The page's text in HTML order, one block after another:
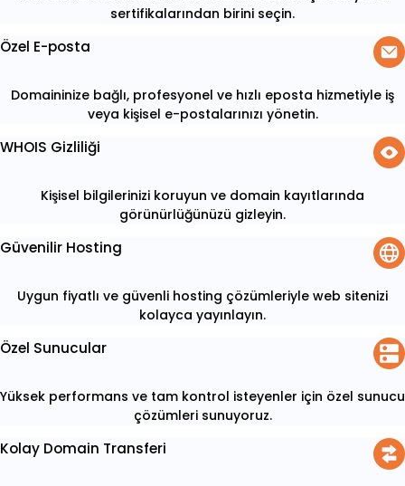
sertifikalarından birini seçin.
Özel E-posta
Domaininize bağlı, profesyonel ve hızlı eposta hizmetiyle iş
veya kişisel e-postalarınızı yönetin.
WHOIS Gizliliği
Kişisel bilgilerinizi koruyun ve domain kayıtlarında
görünürlüğünüzü gizleyin.
Güvenilir Hosting
Uygun fiyatlı ve güvenli hosting çözümleriyle web sitenizi
kolayca yayınlayın.
Özel Sunucular
Yüksek performans ve tam kontrol isteyenler için özel sunucu
çözümleri sunuyoruz.
Kolay Domain Transferi